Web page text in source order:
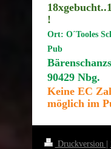
!
Ort: O´Tooles
Pub
90429 Nbg.
Keine EC
möglich im
Druckversion |